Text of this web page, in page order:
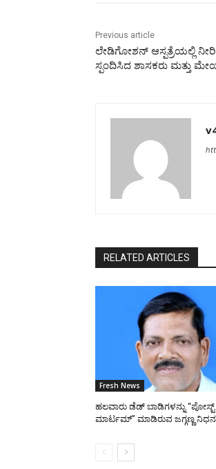
Previous article
ಲೇಡಿಗೋಶನ್ ಆಸ್ಪತ್ರೆಯಲ್ಲಿ
ಸ್ಪಂದಿಸಿದ ಶಾಸಕರು ಮತ್ತು
RELATED ARTICLES
Fresh News
ಹಲವಾರು ಡೆಡ್ ಬಾಡಿಗಳನ್ನು “ಪೋಸ್ಟ್
ಮಾರ್ಟಮ್” ಮಾಡಿರುವ ಜಗ್ಗಣ್ಣ ನಿಧನ